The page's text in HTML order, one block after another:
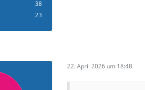
38
23
22. April 2026 um 18:48